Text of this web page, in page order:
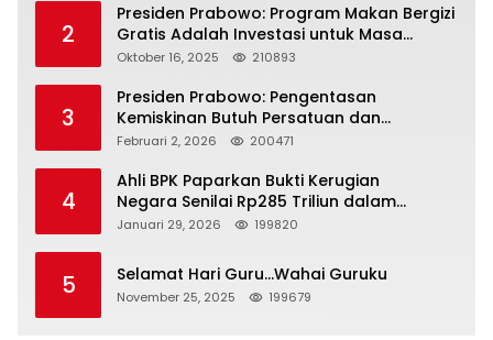
2
Presiden Prabowo: Program Makan Bergizi
Gratis Adalah Investasi untuk Masa
Depan Bangsa
Oktober 16, 2025 210893
3
Presiden Prabowo: Pengentasan
Kemiskinan Butuh Persatuan dan
Kepemimpinan yang Bertanggung Jawab
Februari 2, 2026 200471
4
Ahli BPK Paparkan Bukti Kerugian
Negara Senilai Rp285 Triliun dalam
Persidangan Korupsi PT Pertamina
Januari 29, 2026 199820
5 Selamat Hari Guru…Wahai Guruku
November 25, 2025 199679